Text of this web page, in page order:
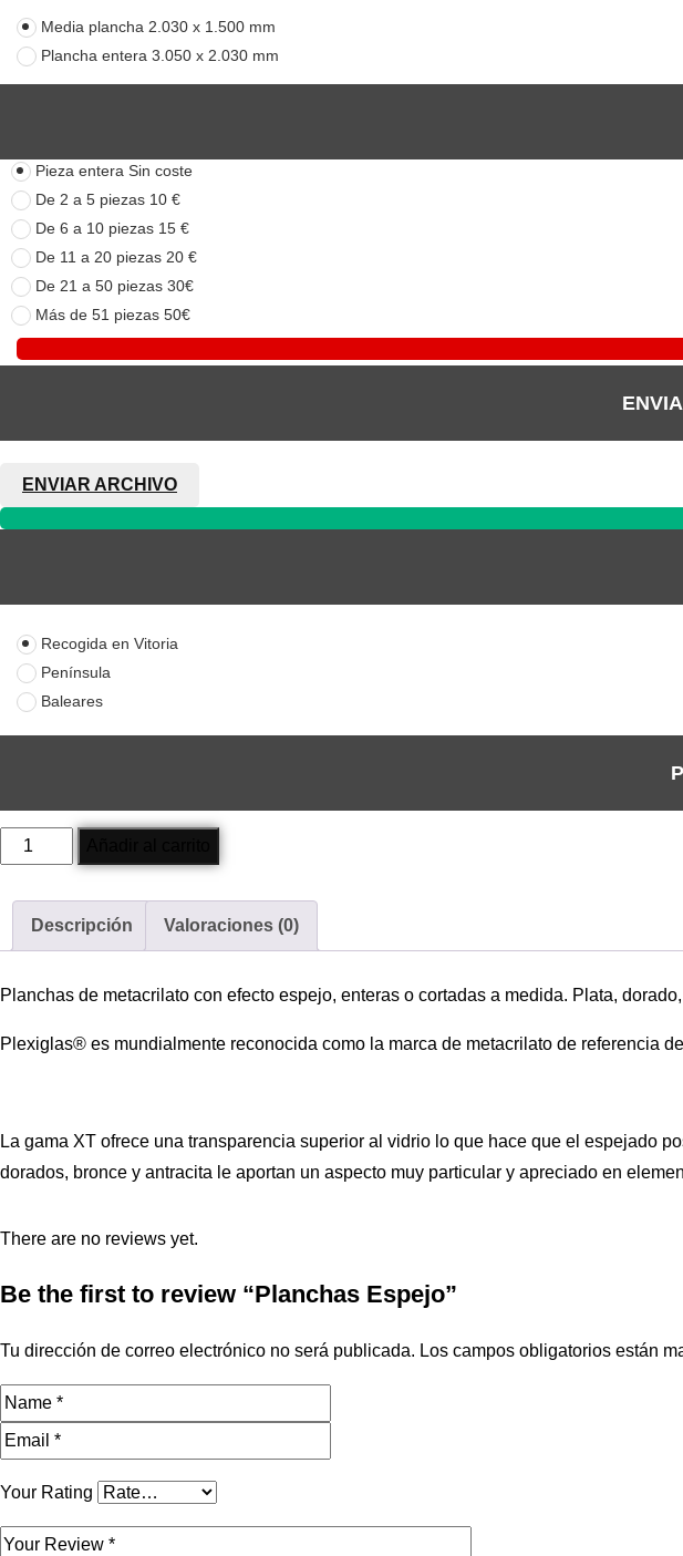
Media plancha 2.030 x 1.500 mm
Plancha entera 3.050 x 2.030 mm
Pieza entera Sin coste
De 2 a 5 piezas 10 €
De 6 a 10 piezas 15 €
De 11 a 20 piezas 20 €
De 21 a 50 piezas 30€
Más de 51 piezas 50€
ENVIAR ARCHIVO
Recogida en Vitoria
Península
Baleares
Planchas
cantidad
Descripción Valoraciones (0)
Planchas de metacrilato con efecto espejo, enteras o cortadas a medida. Plata,
Plexiglas® es mundialmente reconocida como la marca de metacrilato de referencia
La gama XT ofrece una transparencia superior al vidrio lo que hace que el espejado
dorados, bronce y antracita le aportan un aspecto muy particular y apreciado en
There are no reviews yet.
Be the first to review “Planchas Espejo”
Tu dirección de correo electrónico no será publicada. Los campos obligatorios están
Your Rating